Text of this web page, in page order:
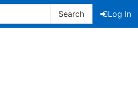
Search
Log In